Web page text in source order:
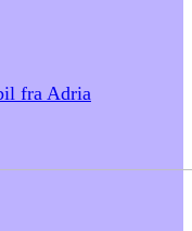
fra Adria